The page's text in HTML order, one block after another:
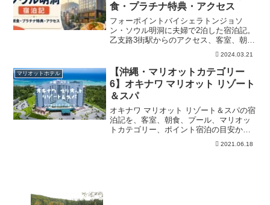
食・プラチナ特典・アクセス
フォーポイントバイシェラトンジョソ
ン・ソウル明洞に夫婦で2泊した宿泊記。
乙支路3街駅からのアクセス、客室、朝
食、プラチナ特典、ラウンジ、日本語対
応、注意点を公式情報と実体験に分けて
解説します。
2024.03.21
マリオットホテル
【沖縄・マリオットカテゴリー
6】オキナワ マリオット リゾート
＆スパ
オキナワ マリオット リゾート＆スパの宿
泊記を、客室、朝食、プール、マリオッ
トカテゴリー、ポイント宿泊の目安から
整理。予約前にアクセス、子連れ利用、
周辺観光、必要ポイント、最新条件は公
2021.06.18